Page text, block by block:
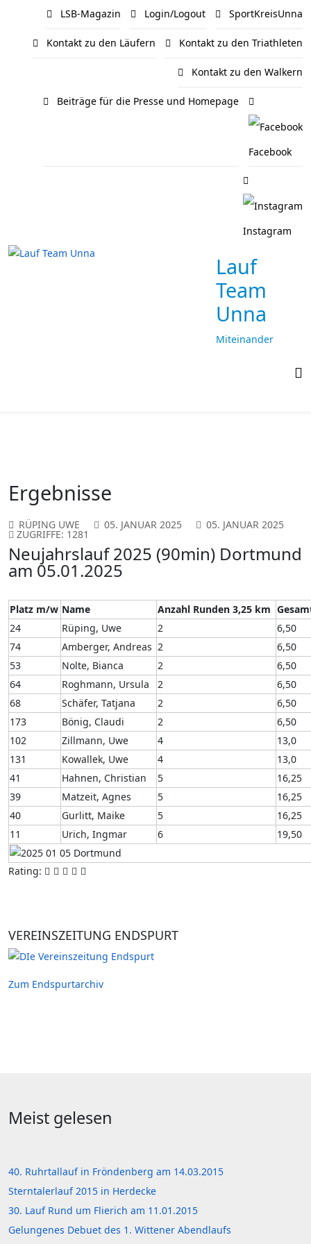
LSB-Magazin Login/Logout SportKreisUnna
Kontakt zu den Läufern Kontakt zu den Triathleten
Kontakt zu den Walkern
Beiträge für die Presse und Homepage
Facebook
Instagram
Lauf
Team
Unna
Miteinander
Ergebnisse
RÜPING UWE 05. JANUAR 2025 05. JANUAR 2025
ZUGRIFFE: 1281
Neujahrslauf 2025 (90min) Dortmund
am 05.01.2025
Platz m/w Name Anzahl Runden 3,25 km
24
Rüping, Uwe 2
6,50
74
Amberger, Andreas 2
6,50
53
Nolte, Bianca 2
6,50
64
Roghmann, Ursula 2
6,50
68
Schäfer, Tatjana 2
6,50
173
Bönig, Claudi 2
6,50
102
Zillmann, Uwe 4
13,0
131
Kowallek, Uwe 4
13,0
41
Hahnen, Christian 5
16,25
39
Matzeit, Agnes 5
16,25
40
Gurlitt, Maike 5
16,25
11
Urich, Ingmar 6 19,50
Rating:
VEREINSZEITUNG ENDSPURT
Zum Endspurtarchiv
Meist gelesen
40. Ruhrtallauf in Fröndenberg am 14.03.2015
Sterntalerlauf 2015 in Herdecke
30. Lauf Rund um Flierich am 11.01.2015
Gelungenes Debuet des 1. Wittener Abendlaufs